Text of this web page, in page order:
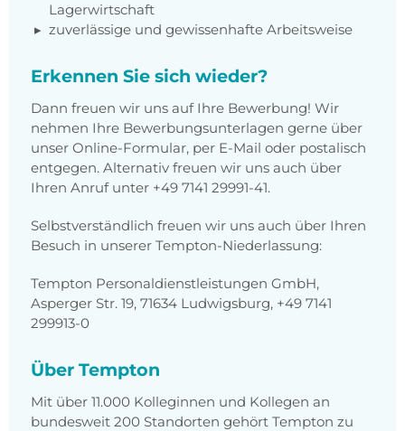
Lagerwirtschaft
zuverlässige und gewissenhafte Arbeitsweise
Erkennen Sie sich wieder?
Dann freuen wir uns auf Ihre Bewerbung! Wir
nehmen Ihre Bewerbungsunterlagen gerne über
unser Online-Formular, per E-Mail oder postalisch
entgegen. Alternativ freuen wir uns auch über
Ihren Anruf unter +49 7141 29991-41.
Selbstverständlich freuen wir uns auch über Ihren
Besuch in unserer Tempton-Niederlassung:
Tempton Personaldienstleistungen GmbH,
Asperger Str. 19, 71634 Ludwigsburg, +49 7141
299913-0
Über Tempton
Mit über 11.000 Kolleginnen und Kollegen an
bundesweit 200 Standorten gehört Tempton zu